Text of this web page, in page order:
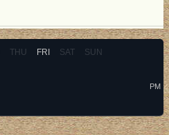
THU FRI SAT SUN
PM